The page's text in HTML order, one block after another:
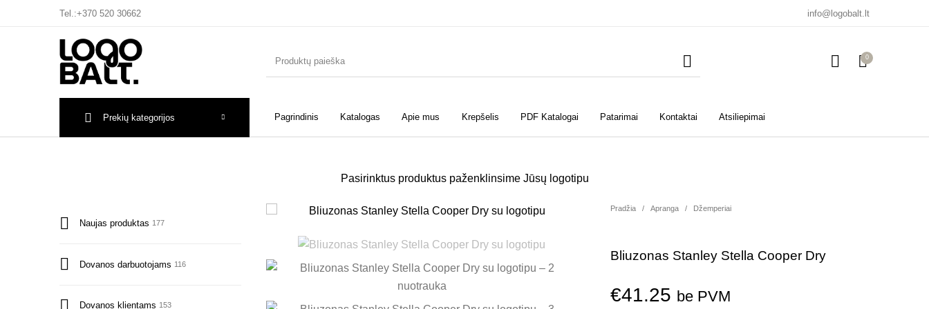
Tel.:+370 520 30662 info@logobalt.lt
0
Pagrindinis Katalogas Apie mus Krepšelis PDF Katalogai Patarimai Kontaktai Atsiliepimai
Prekių kategorijos
Pasirinktus produktus paženklinsime Jūsų logotipu
Naujas produktas 177
Dovanos darbuotojams 116
Dovanos klientams 153
Pradžia / Apranga / Džemperiai
Bliuzonas Stanley Stella Cooper Dry
€41.25 be PVM